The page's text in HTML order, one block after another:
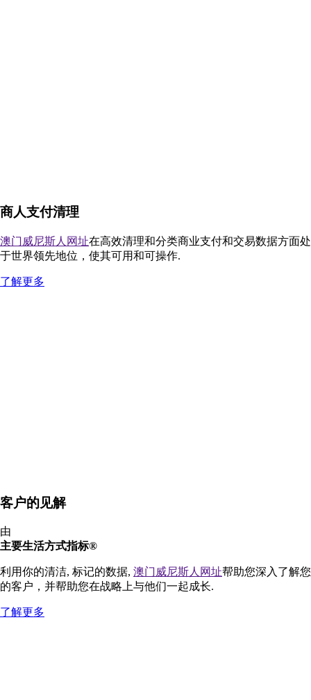
商人支付清理
澳门威尼斯人网址在高效清理和分类商业支付和交易数据方面处
于世界领先地位，使其可用和可操作.
了解更多
客户的见解
由
主要生活方式指标®
利用你的清洁, 标记的数据, 澳门威尼斯人网址帮助您深入了解您
的客户，并帮助您在战略上与他们一起成长.
了解更多